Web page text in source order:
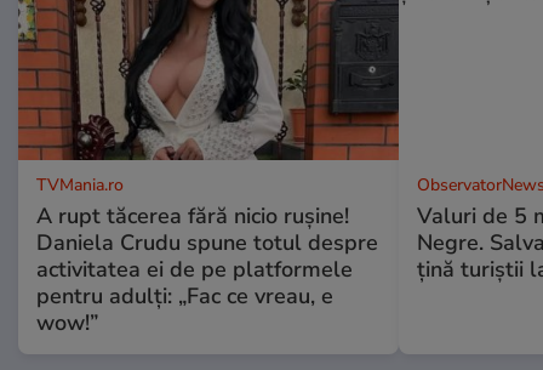
TVMania.ro
A rupt tăcerea fără nicio rușine!
Daniela Crudu spune totul despre
activitatea ei de pe platformele
pentru adulți: „Fac ce vreau, e
wow!”
Valuri de 5
Negre.
ţină turiştii